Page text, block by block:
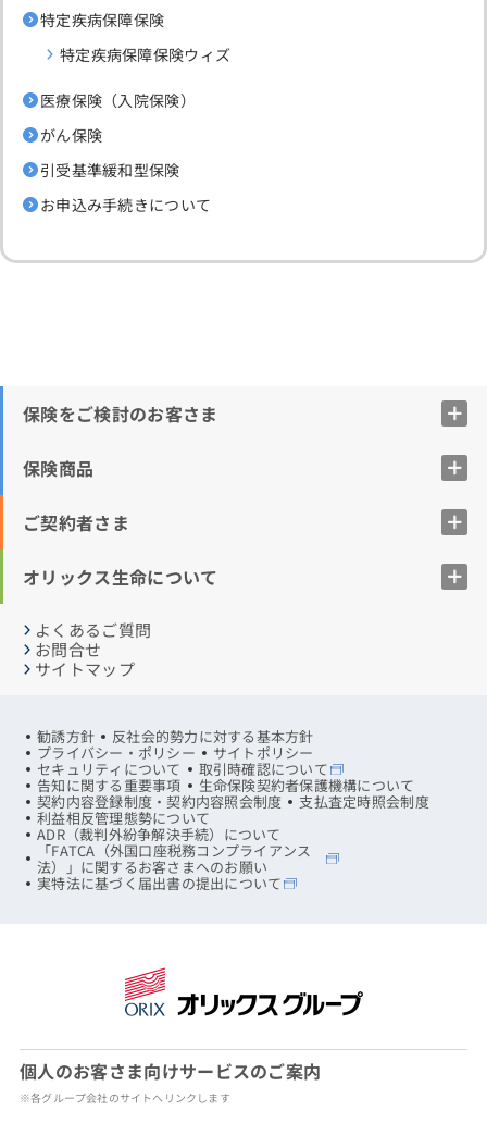
特定疾病保障保険
特定疾病保障保険ウィズ
医療保険（入院保険）
がん保険
引受基準緩和型保険
お申込み手続きについて
保険をご検討のお客さま
保険商品
ご契約者さま
オリックス生命について
よくあるご質問
お問合せ
サイトマップ
勧誘方針 反社会的勢力に対する基本方針
プライバシー・ポリシー サイトポリシー
セキュリティについて 取引時確認について
告知に関する重要事項 生命保険契約者保護機構について
契約内容登録制度・契約内容照会制度 支払査定時照会制度
利益相反管理態勢について
ADR（裁判外紛争解決手続）について
「FATCA（外国口座税務コンプライアンス
法）」に関するお客さまへのお願い
実特法に基づく届出書の提出について
個人のお客さま向けサービスのご案内
※各グループ会社のサイトへリンクします